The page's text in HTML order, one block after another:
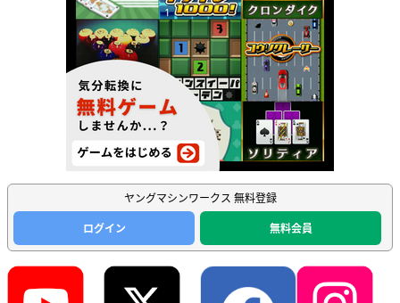
ヤングマシンワークス 無料登録
ログイン
無料会員